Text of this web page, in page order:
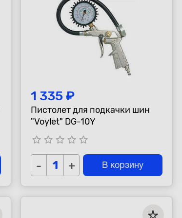
1 335 ₽
Пистолет для подкачки шин
"Voylet" DG-10Y
star_border star_border star_border star_border star_border
- + В корзину